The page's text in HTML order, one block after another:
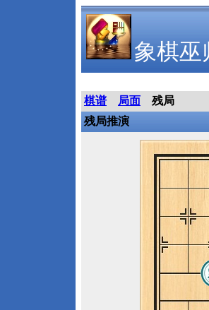
象棋巫
棋谱 局面
残局
残局推演